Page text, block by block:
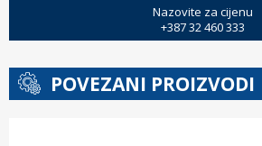
Nazovite za cijenu
+387 32 460 333
POVEZANI PROIZVODI